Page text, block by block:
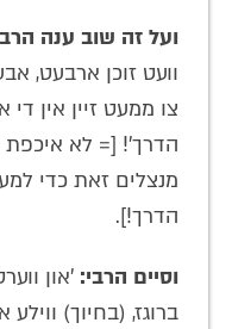
ועל זה שוב ענה
וועט זוכן ארבעט,
צו ממעט זיין אין די
הדרך'! [= לא איכפת
מנצלים זאת כדי
הדרך!].
וסיים הרבי: 'און
ברוגז, (בחיוך)